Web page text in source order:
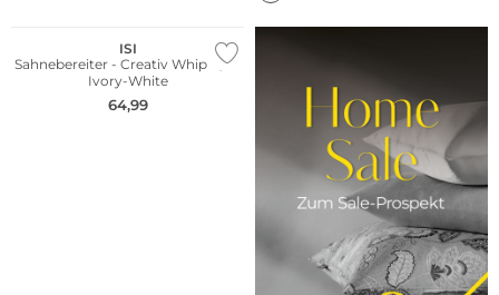
ISI
Sahnebereiter - Creativ Whip 0,25l
Ivory-White
64,99